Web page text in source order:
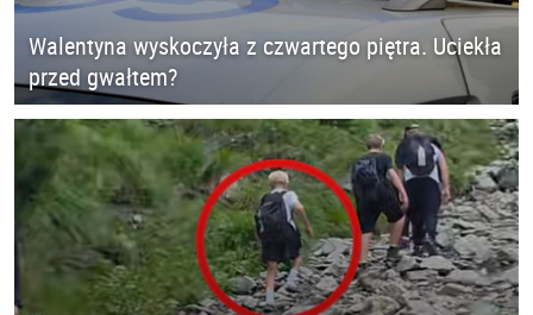
Walentyna wyskoczyła z czwartego piętra. Uciekła
przed gwałtem?